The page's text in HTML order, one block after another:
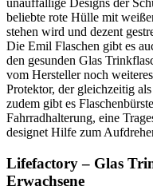
unauffällige Designs der
beliebte rote Hülle mit
stehen wird und dezent
Die Emil Flaschen gibt es
den gesunden Glas
vom Hersteller noch
Protektor, der gleichzeitig
zudem gibt es
Fahrradhalterung, eine
designet Hilfe zum
Lifefactory – Glas
Erwachsene